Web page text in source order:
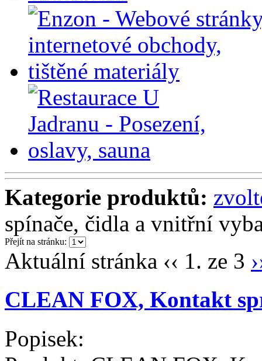
Kategorie produktů:
spínače, čidla a vnitřní
Přejít na stránku:
Aktuální stránka ‹‹ 1. ze 3
CLEAN FOX, Kontakt
Popisek: